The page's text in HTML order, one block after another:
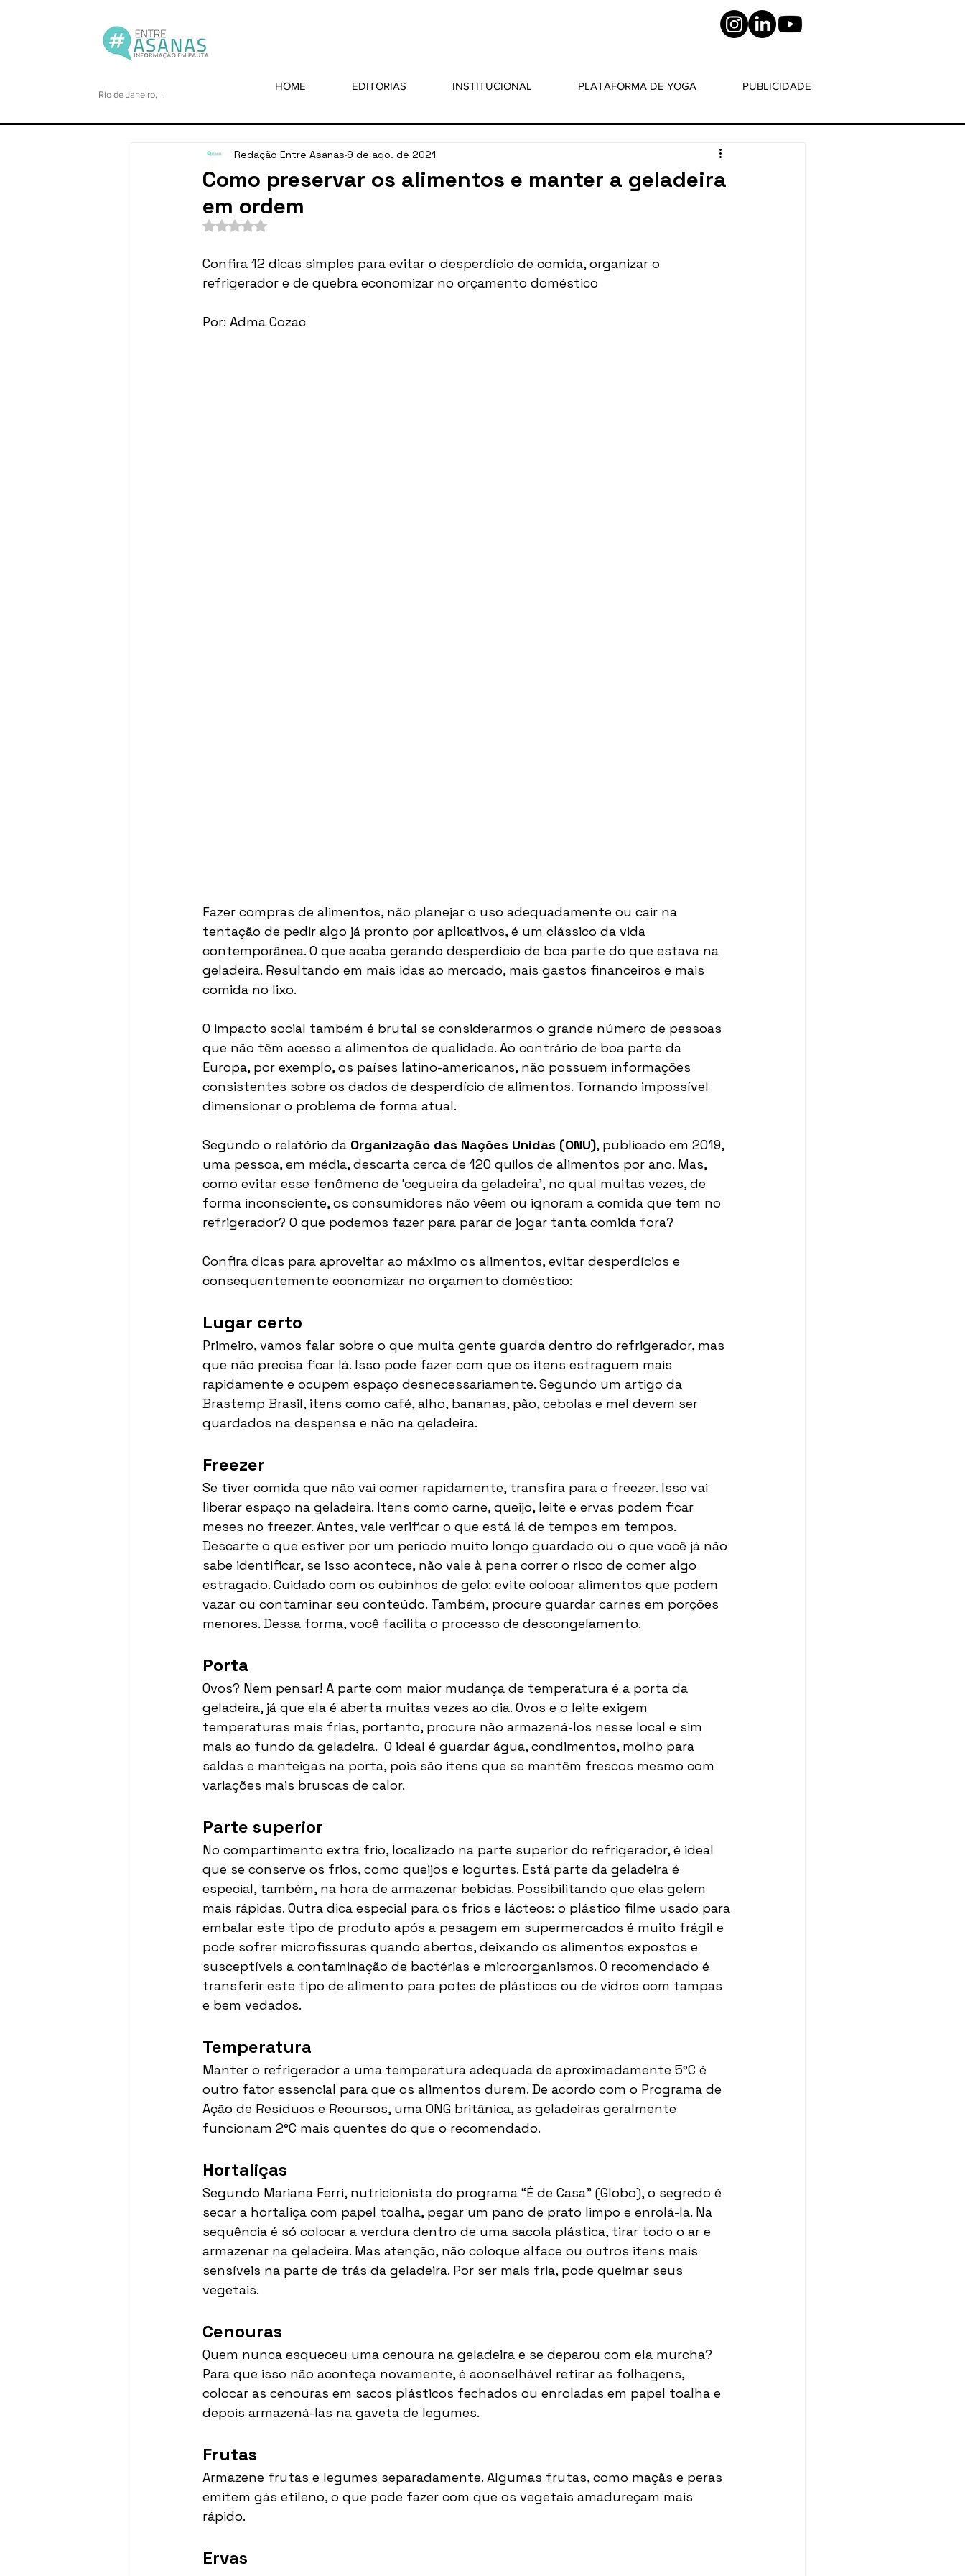
.
Rio de Janeiro,
HOME EDITORIAS INSTITUCIONAL PLATAFORMA DE YOGA PUBLICIDADE
Como preservar os alimentos e manter a geladeira
em ordem
Redação Entre Asanas 9 de ago. de 2021
Avaliado com NaN de 5 estrelas.
Confira 12 dicas simples para evitar o desperdício de comida, organizar o
refrigerador e de quebra economizar no orçamento doméstico
Por: Adma Cozac
Fazer compras de alimentos, não planejar o uso adequadamente ou cair na
tentação de pedir algo já pronto por aplicativos, é um clássico da vida
contemporânea. O que acaba gerando desperdício de boa parte do que estava na
geladeira. Resultando em mais idas ao mercado, mais gastos financeiros e mais
comida no lixo.
O impacto social também é brutal se considerarmos o grande número de pessoas
que não têm acesso a alimentos de qualidade. Ao contrário de boa parte da
Europa, por exemplo, os países latino-americanos, não possuem informações
consistentes sobre os dados de desperdício de alimentos. Tornando impossível
dimensionar o problema de forma atual.
Segundo o relatório da Organização das Nações Unidas (ONU), publicado em 2019,
uma pessoa, em média, descarta cerca de 120 quilos de alimentos por ano. Mas,
como evitar esse fenômeno de ‘cegueira da geladeira’, no qual muitas vezes, de
forma inconsciente, os consumidores não vêem ou ignoram a comida que tem no
refrigerador? O que podemos fazer para parar de jogar tanta comida fora?
Confira dicas para aproveitar ao máximo os alimentos, evitar desperdícios e
consequentemente economizar no orçamento doméstico:
Lugar certo
Primeiro, vamos falar sobre o que muita gente guarda dentro do refrigerador, mas
que não precisa ficar lá. Isso pode fazer com que os itens estraguem mais
rapidamente e ocupem espaço desnecessariamente. Segundo um artigo da
Brastemp Brasil, itens como café, alho, bananas, pão, cebolas e mel devem ser
guardados na despensa e não na geladeira.
Freezer
Se tiver comida que não vai comer rapidamente, transfira para o freezer. Isso vai
liberar espaço na geladeira. Itens como carne, queijo, leite e ervas podem ficar
meses no freezer. Antes, vale verificar o que está lá de tempos em tempos.
Descarte o que estiver por um período muito longo guardado ou o que você já não
sabe identificar, se isso acontece, não vale à pena correr o risco de comer algo
estragado. Cuidado com os cubinhos de gelo: evite colocar alimentos que podem
vazar ou contaminar seu conteúdo. Também, procure guardar carnes em porções
menores. Dessa forma, você facilita o processo de descongelamento.
Porta
Ovos? Nem pensar! A parte com maior mudança de temperatura é a porta da
geladeira, já que ela é aberta muitas vezes ao dia. Ovos e o leite exigem
temperaturas mais frias, portanto, procure não armazená-los nesse local e sim
mais ao fundo da geladeira.  O ideal é guardar água, condimentos, molho para
saldas e manteigas na porta, pois são itens que se mantêm frescos mesmo com
variações mais bruscas de calor.
Parte superior
No compartimento extra frio, localizado na parte superior do refrigerador, é ideal
que se conserve os frios, como queijos e iogurtes. Está parte da geladeira é
especial, também, na hora de armazenar bebidas. Possibilitando que elas gelem
mais rápidas. Outra dica especial para os frios e lácteos: o plástico filme usado para
embalar este tipo de produto após a pesagem em supermercados é muito frágil e
pode sofrer microfissuras quando abertos, deixando os alimentos expostos e
susceptíveis a contaminação de bactérias e microorganismos. O recomendado é
transferir este tipo de alimento para potes de plásticos ou de vidros com tampas
e bem vedados.
Temperatura
Manter o refrigerador a uma temperatura adequada de aproximadamente 5°C é
outro fator essencial para que os alimentos durem. De acordo com o Programa de
Ação de Resíduos e Recursos, uma ONG britânica, as geladeiras geralmente
funcionam 2°C mais quentes do que o recomendado.
Hortaliças
Segundo Mariana Ferri, nutricionista do programa “É de Casa” (Globo), o segredo é
secar a hortaliça com papel toalha, pegar um pano de prato limpo e enrolá-la. Na
sequência é só colocar a verdura dentro de uma sacola plástica, tirar todo o ar e
armazenar na geladeira. Mas atenção, não coloque alface ou outros itens mais
sensíveis na parte de trás da geladeira. Por ser mais fria, pode queimar seus
vegetais.
Cenouras
Quem nunca esqueceu uma cenoura na geladeira e se deparou com ela murcha?
Para que isso não aconteça novamente, é aconselhável retirar as folhagens,
colocar as cenouras em sacos plásticos fechados ou enroladas em papel toalha e
depois armazená-las na gaveta de legumes.
Frutas
Armazene frutas e legumes separadamente. Algumas frutas, como maçãs e peras
emitem gás etileno, o que pode fazer com que os vegetais amadureçam mais
rápido.
Ervas